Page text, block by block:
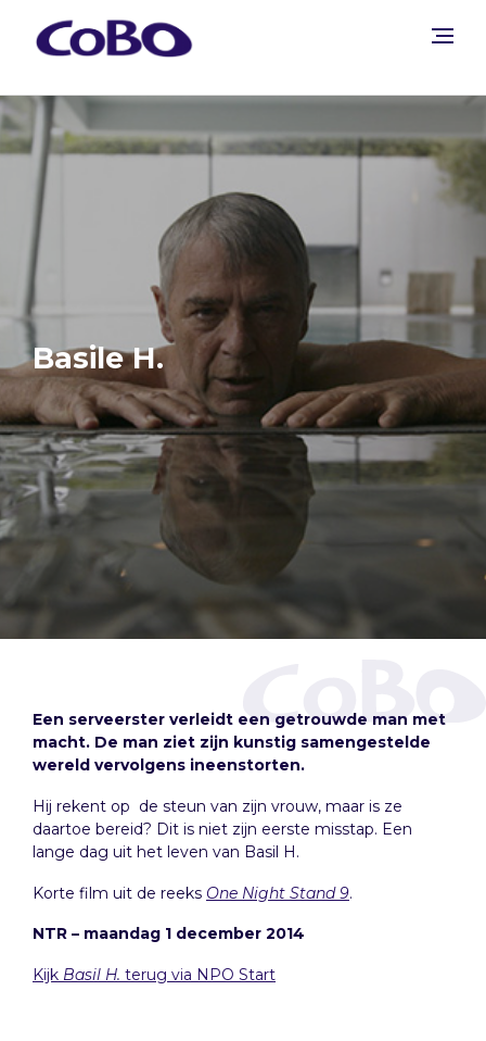
Basile H.
Een serveerster verleidt een getrouwde man met
macht. De man ziet zijn kunstig samengestelde
wereld vervolgens ineenstorten.
Hij rekent op de steun van zijn vrouw, maar is ze
daartoe bereid? Dit is niet zijn eerste misstap. Een
lange dag uit het leven van Basil H.
Korte film uit de reeks One Night Stand 9.
NTR – maandag 1 december 2014
Kijk Basil H. terug via NPO Start